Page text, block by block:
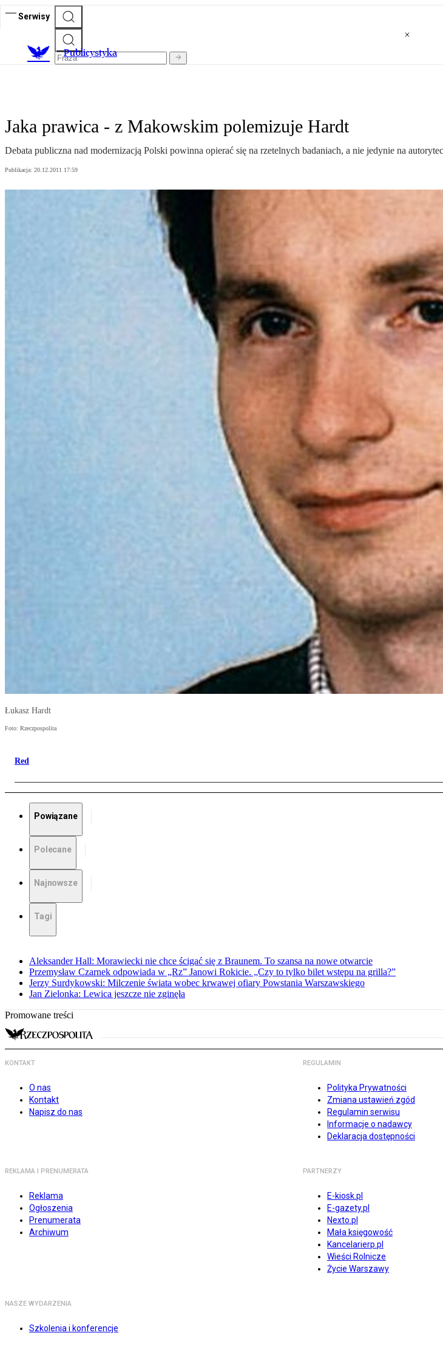
Serwisy
Publicystyka
Jaka prawica - z Makowskim polemizuje Hardt
Debata publiczna nad modernizacją Polski powinna opierać się na rzetelnych badaniach, a nie jedynie na
Publikacja: 20.12.2011 17:59
Łukasz Hardt
Foto: Rzeczpospolita
Red
Powiązane
Polecane
Najnowsze
Tagi
Aleksander Hall: Morawiecki nie chce ścigać się z Braunem. To szansa na nowe otwarcie
Przemysław Czarnek odpowiada w „Rz” Janowi Rokicie. „Czy to tylko bilet wstępu na grilla?”
Jerzy Surdykowski: Milczenie świata wobec krwawej ofiary Powstania Warszawskiego
Jan Zielonka: Lewica jeszcze nie zginęła
Promowane treści
KONTAKT
O nas
Kontakt
Napisz do nas
REGULAMIN
Polityka Prywatności
Zmiana ustawień zgód
Regulamin serwisu
Informacje o nadawcy
Deklaracja dostępności
REKLAMA I PRENUMERATA
Reklama
Ogłoszenia
Prenumerata
Archiwum
PARTNERZY
E-kiosk.pl
E-gazety.pl
Nexto.pl
Mała księgowość
Kancelarierp.pl
Wieści Rolnicze
Życie Warszawy
NASZE WYDARZENIA
Szkolenia i konferencje